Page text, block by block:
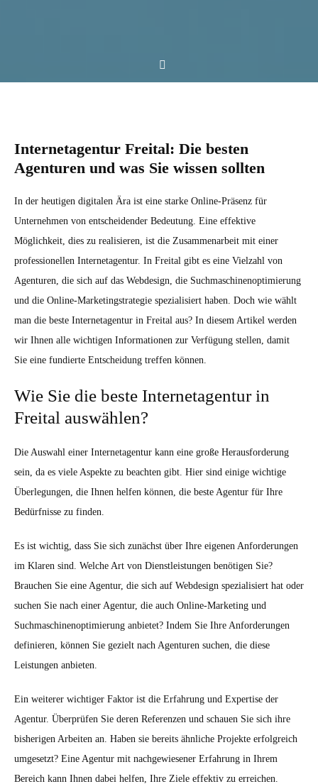
Internetagentur Freital: Die besten
Agenturen und was Sie wissen sollten
In der heutigen digitalen Ära ist eine starke Online-Präsenz für
Unternehmen von entscheidender Bedeutung. Eine effektive
Möglichkeit, dies zu realisieren, ist die Zusammenarbeit mit einer
professionellen Internetagentur. In Freital gibt es eine Vielzahl von
Agenturen, die sich auf das Webdesign, die Suchmaschinenoptimierung
und die Online-Marketingstrategie spezialisiert haben. Doch wie wählt
man die beste Internetagentur in Freital aus? In diesem Artikel werden
wir Ihnen alle wichtigen Informationen zur Verfügung stellen, damit
Sie eine fundierte Entscheidung treffen können.
Wie Sie die beste Internetagentur in
Freital auswählen?
Die Auswahl einer Internetagentur kann eine große Herausforderung
sein, da es viele Aspekte zu beachten gibt. Hier sind einige wichtige
Überlegungen, die Ihnen helfen können, die beste Agentur für Ihre
Bedürfnisse zu finden.
Es ist wichtig, dass Sie sich zunächst über Ihre eigenen Anforderungen
im Klaren sind. Welche Art von Dienstleistungen benötigen Sie?
Brauchen Sie eine Agentur, die sich auf Webdesign spezialisiert hat oder
suchen Sie nach einer Agentur, die auch Online-Marketing und
Suchmaschinenoptimierung anbietet? Indem Sie Ihre Anforderungen
definieren, können Sie gezielt nach Agenturen suchen, die diese
Leistungen anbieten.
Ein weiterer wichtiger Faktor ist die Erfahrung und Expertise der
Agentur. Überprüfen Sie deren Referenzen und schauen Sie sich ihre
bisherigen Arbeiten an. Haben sie bereits ähnliche Projekte erfolgreich
umgesetzt? Eine Agentur mit nachgewiesener Erfahrung in Ihrem
Bereich kann Ihnen dabei helfen, Ihre Ziele effektiv zu erreichen.